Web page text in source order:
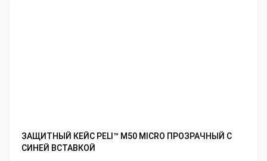
ЗАЩИТНЫЙ КЕЙС PELI™ M50 MICRO ПРОЗРАЧНЫЙ С
СИНЕЙ ВСТАВКОЙ